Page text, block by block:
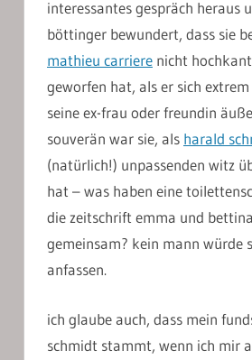
interessantes gespräch heraus
böttinger bewundert, dass sie
mathieu carriere nicht
geworfen hat, als er sich
seine ex-frau oder freundin
souverän war sie, als harald
(natürlich!) unpassenden witz
hat – was haben eine
die zeitschrift emma und
gemeinsam? kein mann würde
anfassen.
ich glaube auch, dass mein
schmidt stammt, wenn ich mir